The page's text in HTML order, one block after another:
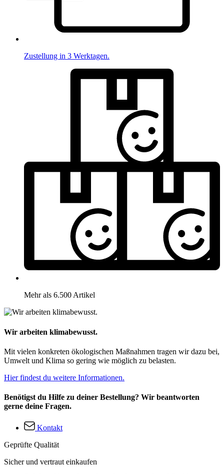
Zustellung in 3 Werktagen.
Mehr als 6.500 Artikel
Wir arbeiten klimabewusst.
Mit vielen konkreten ökologischen Maßnahmen tragen wir dazu bei,
Umwelt und Klima so gering wie möglich zu belasten.
Hier findest du weitere Informationen.
Benötigst du Hilfe zu deiner Bestellung? Wir beantworten
gerne deine Fragen.
Kontakt
Geprüfte Qualität
Sicher und vertraut einkaufen